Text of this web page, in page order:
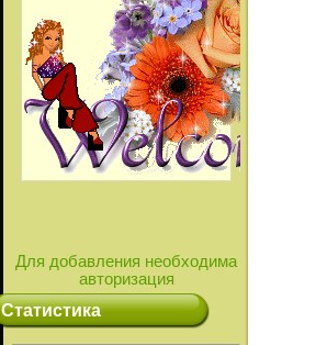
Для добавления необходима
авторизация
Статистика